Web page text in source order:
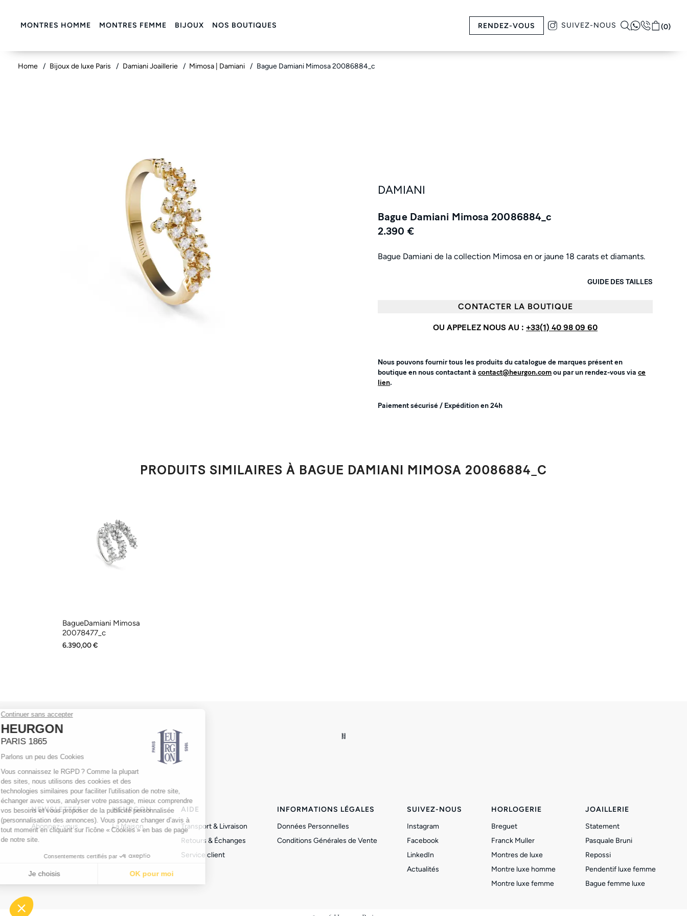
MONTRES HOMME MONTRES FEMME BIJOUX NOS BOUTIQUES RENDEZ-VOUS SUIVEZ-NOUS (0)
Home Bijoux de luxe Paris Damiani Joaillerie Mimosa | Damiani Bague Damiani Mimosa 20086884_c
DAMIANI
Bague Damiani Mimosa 20086884_c
2.390 €
Bague Damiani de la collection Mimosa en or jaune 18 carats et diamants.
GUIDE DES TAILLES
CONTACTER LA BOUTIQUE
OU APPELEZ NOUS AU : +33(1) 40 98 09 60
Nous pouvons fournir tous les produits du catalogue de marques présent en
boutique en nous contactant àcontact@heurgon.comou par un rendez-vous viace
lien.
Paiement sécurisé / Expédition en 24h
PRODUITS SIMILAIRES À BAGUE DAMIANI MIMOSA 20086884_C
BagueDamiani Mimosa
20078477_c
6.390,00 €
NEWSLETTER
Abonnez-vous
HEURGON
La Maison
AIDE
Transport & Livraison
Retours & Échanges
Service client
INFORMATIONS LÉGALES
Données Personnelles
Conditions Générales de Vente
SUIVEZ-NOUS
Instagram
Facebook
LinkedIn
Actualités
HORLOGERIE
Breguet
Franck Muller
Montres de luxe
Montre luxe homme
Montre luxe femme
JOAILLERIE
Statement
Pasquale Bruni
Repossi
Pendentif luxe femme
Bague femme luxe